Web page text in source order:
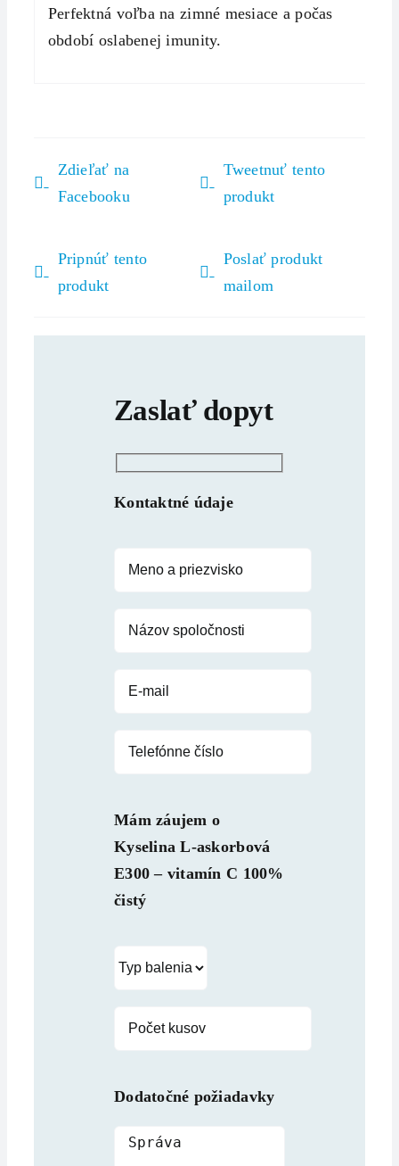
Perfektná voľba na zimné mesiace a počas
období oslabenej imunity.
Zdieľať na
Facebooku
Tweetnuť tento
produkt
Pripnúť tento
produkt
Poslať produkt
mailom
Zaslať dopyt
Kontaktné údaje
Mám záujem o
Kyselina L-askorbová
E300 – vitamín C 100%
čistý
Dodatočné požiadavky